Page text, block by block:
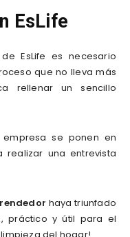
EsLife
EsLife es necesario
que no lleva más
rellenar un sencillo
se ponen en
una entrevista
haya triunfado
práctico y útil para el